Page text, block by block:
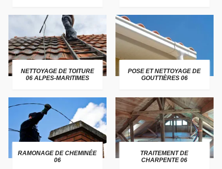
NETTOYAGE DE TOITURE
06 ALPES-MARITIMES
POSE ET NETTOYAGE DE
GOUTTIÈRES 06
RAMONAGE DE CHEMINÉE
06
TRAITEMENT DE
CHARPENTE 06